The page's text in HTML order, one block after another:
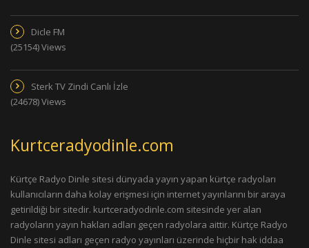
Dicle FM
(25154) Views
Sterk TV Zindi Canlı İzle
(24678) Views
Kurtceradyodinle.com
Kürtçe Radyo Dinle sitesi dünyada yayın yapan kürtçe radyoları
kullanıcıların daha kolay erişmesi için internet yayınlarını bir araya
getirildiği bir sitedir. kurtceradyodinle.com sitesinde yer alan
radyoların yayın hakları adları geçen radyolara aittir. Kürtçe Radyo
Dinle sitesi adları geçen radyo yayınları üzerinde hiçbir hak iddaa